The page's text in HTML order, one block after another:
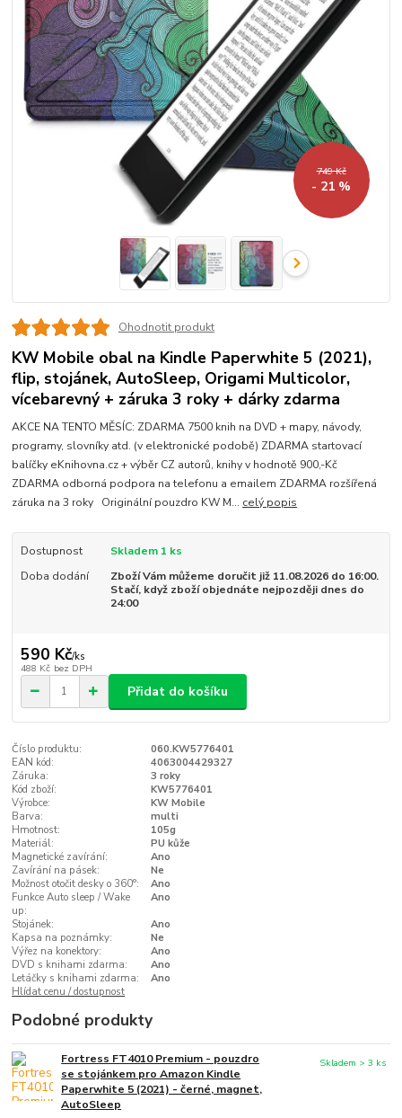
749 Kč
- 21 %
Ohodnotit produkt
KW Mobile obal na Kindle Paperwhite 5 (2021),
flip, stojánek, AutoSleep, Origami Multicolor,
vícebarevný + záruka 3 roky + dárky zdarma
AKCE NA TENTO MĚSÍC: ZDARMA 7500 knih na DVD + mapy, návody,
programy, slovníky atd. (v elektronické podobě) ZDARMA startovací
balíčky eKnihovna.cz + výběr CZ autorů, knihy v hodnotě 900,-Kč
ZDARMA odborná podpora na telefonu a emailem ZDARMA rozšířená
záruka na 3 roky Originální pouzdro KW M... celý popis
Dostupnost
Skladem 1 ks
Doba dodání
Zboží Vám můžeme doručit již 11.08.2026 do 16:00.
Stačí, když zboží objednáte nejpozději dnes do
24:00
590 Kč/ks
488 Kč bez DPH
Přidat do košíku
Číslo produktu:
060.KW5776401
EAN kód:
4063004429327
Záruka:
3 roky
Kód zboží:
KW5776401
Výrobce:
KW Mobile
Barva:
multi
Hmotnost:
105g
Materiál:
PU kůže
Magnetické zavírání:
Ano
Zavírání na pásek:
Ne
Možnost otočit desky o 360°:
Ano
Funkce Auto sleep / Wake
up:
Ano
Stojánek:
Ano
Kapsa na poznámky:
Ne
Výřez na konektory:
Ano
DVD s knihami zdarma:
Ano
Letáčky s knihami zdarma:
Ano
Hlídat cenu / dostupnost
Podobné produkty
Fortress FT4010 Premium - pouzdro
se stojánkem pro Amazon Kindle
Paperwhite 5 (2021) - černé, magnet,
AutoSleep
Skladem > 3 ks